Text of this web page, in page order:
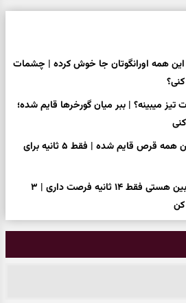
همه اورانگوتان جا خوش کرده | چشمات
میبینه؟ | ببر میان گورخرها قایم شده؛
بازی فکری | پاندا میان این همه قرص قایم شده | فقط ۵ ثانیه برای
بازی فکری | اگه خیلی ریزبین هستی فقط ۱۴ ثانیه فرصت داری | ۳
کن